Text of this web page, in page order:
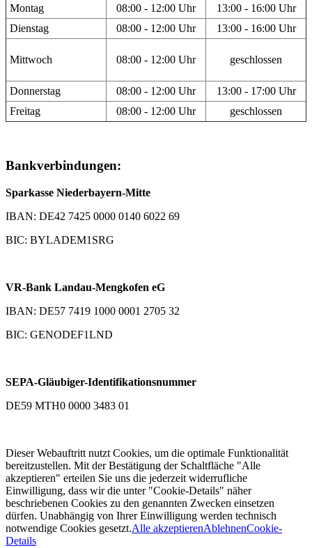
Montag 08:00 - 12:00 Uhr
13:00 - 16:00 Uhr
Dienstag
08:00 - 12:00 Uhr 13:00 - 16:00 Uhr
Mittwoch 08:00 - 12:00 Uhr geschlossen
Donnerstag 08:00 - 12:00 Uhr
13:00 - 17:00 Uhr
Freitag
08:00 - 12:00 Uhr geschlossen
Bankverbindungen:
Sparkasse Niederbayern-Mitte
IBAN: DE42 7425 0000 0140 6022 69
BIC: BYLADEM1SRG
VR-Bank Landau-Mengkofen eG
IBAN: DE57 7419 1000 0001 2705 32
BIC: GENODEF1LND
SEPA-Gläubiger-Identifikationsnummer
DE59 MTH0 0000 3483 01
Dieser Webauftritt nutzt Cookies, um die optimale Funktionalität
bereitzustellen. Mit der Bestätigung der Schaltfläche "Alle
akzeptieren" erteilen Sie uns die jederzeit widerrufliche
Einwilligung, dass wir die unter "Cookie-Details" näher
beschriebenen Cookies zu den genannten Zwecken einsetzen
dürfen. Unabhängig von Ihrer Einwilligung werden technisch
notwendige Cookies gesetzt.Alle akzeptierenAblehnenCookie-
Details